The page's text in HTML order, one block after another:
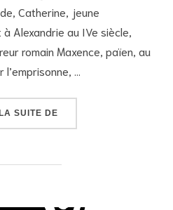
Catherine, jeune
Alexandrie au IVe siècle,
romain Maxence, païen, au
…
SUITE DE